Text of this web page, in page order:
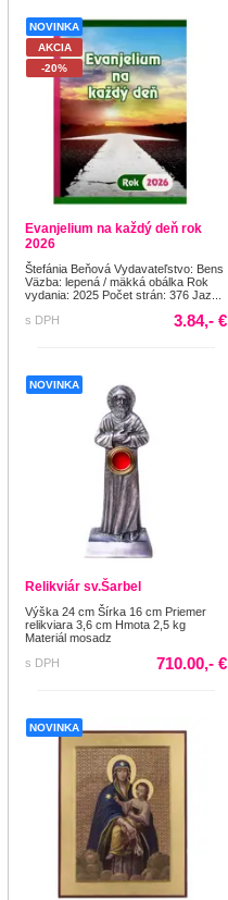
NOVINKA
AKCIA
-20%
Evanjelium na každý deň rok
2026
Štefánia Beňová Vydavateľstvo: Bens
Väzba: lepená / mäkká obálka Rok
vydania: 2025 Počet strán: 376 Jaz...
s DPH
3.84,- €
NOVINKA
Relikviár sv.Šarbel
Výška 24 cm Šírka 16 cm Priemer
relikviara 3,6 cm Hmota 2,5 kg
Materiál mosadz
s DPH
710.00,- €
NOVINKA